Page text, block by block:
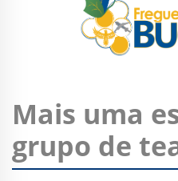
Mais uma
grupo de